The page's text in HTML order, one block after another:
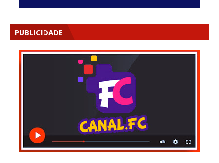
PUBLICIDADE